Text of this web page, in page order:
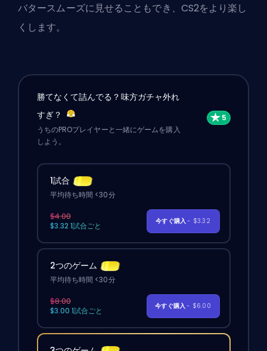
バタースムーズに見せることもでき、CS2をより楽し
くします。
勝てなくて詰んでる？味方ガチャ外れ
すぎ？
うちのPROプレイヤーと一緒にゲームを購入
しよう。
1試合
平均待ち時間 <30分
$4.00
$3.32 1試合ごと
今すぐ購入- $3.32
2つのゲーム
平均待ち時間 <30分
$8.00
$3.00 1試合ごと
今すぐ購入- $6.00